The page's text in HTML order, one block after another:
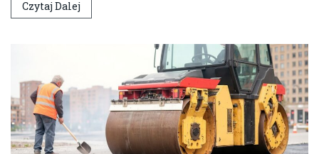
Czytaj Dalej